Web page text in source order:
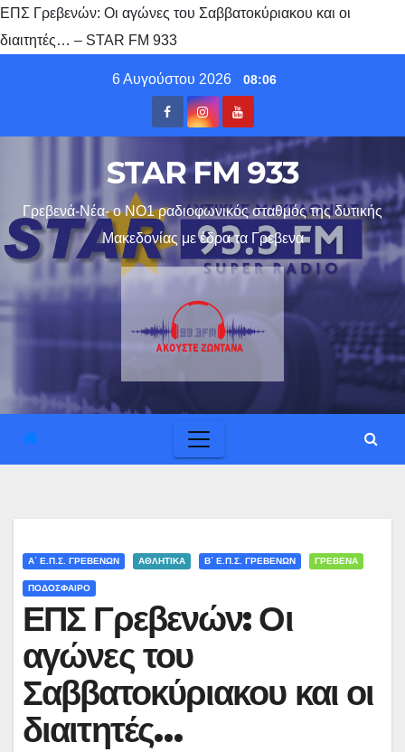
ΕΠΣ Γρεβενών: Οι αγώνες του Σαββατοκύριακου και οι
διαιτητές… – STAR FM 933
6 Αυγούστου 2026 08:06
STAR FM 933
Γρεβενά-Νέα- ο ΝΟ1 ραδιοφωνικός σταθμός της δυτικής
Μακεδονίας με έδρα τα Γρεβενα
Α΄ Ε.Π.Σ. ΓΡΕΒΕΝΏΝ ΑΘΛΗΤΙΚΑ Β΄ Ε.Π.Σ. ΓΡΕΒΕΝΏΝ ΓΡΕΒΕΝΑ
ΠΟΔΟΣΦΑΙΡΟ
ΕΠΣ Γρεβενών: Οι
αγώνες του
Σαββατοκύριακου και οι
διαιτητές…